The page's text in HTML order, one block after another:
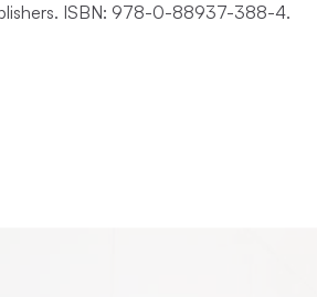
ISBN: 978-0-88937-388-4.